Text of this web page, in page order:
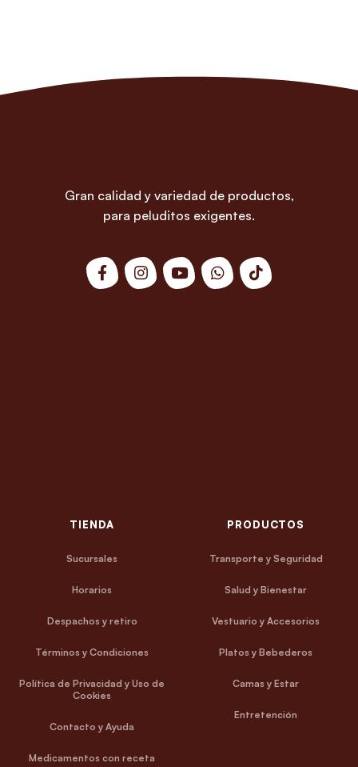
Gran calidad y variedad de productos,
para peluditos exigentes.
TIENDA
Sucursales
Horarios
Despachos y retiro
Términos y Condiciones
Política de Privacidad y Uso de
Cookies
Contacto y Ayuda
Medicamentos con receta
PRODUCTOS
Transporte y Seguridad
Salud y Bienestar
Vestuario y Accesorios
Platos y Bebederos
Camas y Estar
Entretención